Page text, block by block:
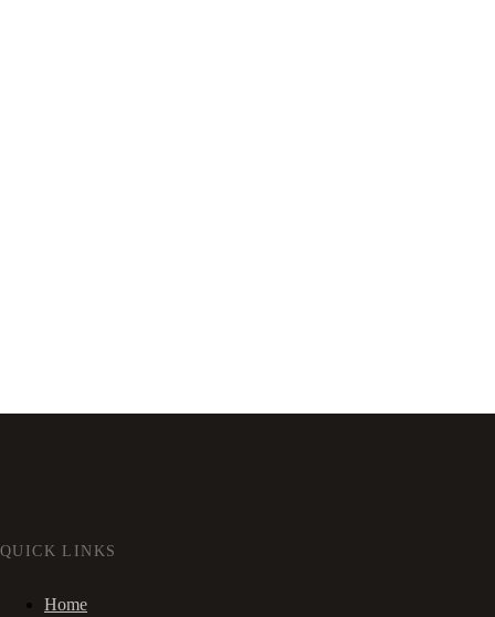
QUICK LINKS
Home